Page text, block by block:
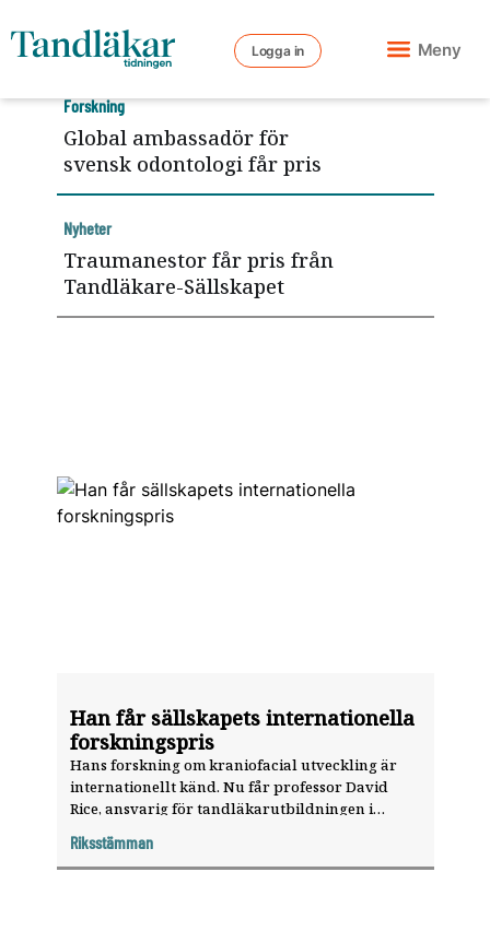
Logga in Meny
Han får sällskapets internationella
forskningspris
Hans forskning om kraniofacial utveckling är
internationellt känd. Nu får professor David
Rice, ansvarig för tandläkar­utbildningen i
internationella forskarpris.
Riksstämman
Global ambassadör för
svensk odontologi får pris
Forskning
Traumanestor får pris från
Tandläkare-Sällskapet
Nyheter